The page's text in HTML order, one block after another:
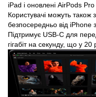
iPad і оновлені AirPods
Користувачі можуть
безпосередньо від
Підтримує USB-С для
гігабіт на секунду, що у